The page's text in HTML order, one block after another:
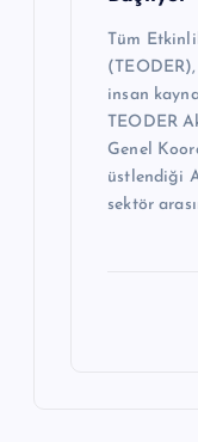
Tüm
insan
TEODER
Genel
üstlendiği
sektör